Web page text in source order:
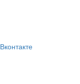
Вконтакте